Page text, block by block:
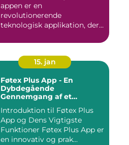
appen er en
revolutionerende
teknologisk applikation, der
15. jan
Føtex Plus App - En
Dybdegående
Gennemgang af et
Indkøbsoplevelse
Introduktion til Føtex Plus
App og Dens Vigtigste
Funktioner Føtex Plus App er
en innovativ og prak...